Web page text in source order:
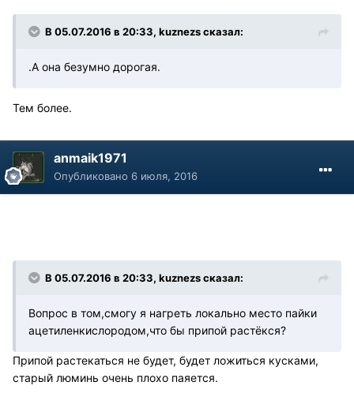
В 05.07.2016 в 20:33, kuznezs сказал:
.А она безумно дорогая.
Тем более.
anmaik1971
Опубликовано 6 июля, 2016
В 05.07.2016 в 20:33, kuznezs сказал:
Вопрос в том,смогу я нагреть локально место пайки
ацетиленкислородом,что бы припой растёкся?
Припой растекаться не будет, будет ложиться кусками,
старый люминь очень плохо паяется.